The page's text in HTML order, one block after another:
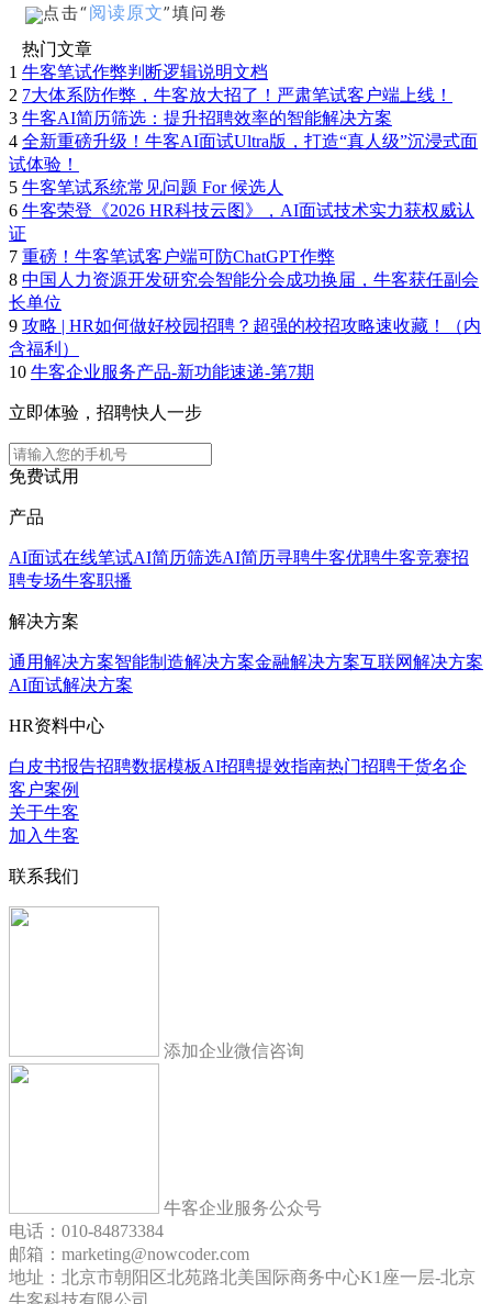
点击“阅读原文”填问卷
热门文章
1 牛客笔试作弊判断逻辑说明文档
2 7大体系防作弊，牛客放大招了！严肃笔试客户端上线！
3 牛客AI简历筛选：提升招聘效率的智能解决方案
4 全新重磅升级！牛客AI面试Ultra版，打造“真人级”沉浸式面
试体验！
5 牛客笔试系统常见问题 For 候选人
6 牛客荣登《2026 HR科技云图》，AI面试技术实力获权威认
证
7 重磅！牛客笔试客户端可防ChatGPT作弊
8 中国人力资源开发研究会智能分会成功换届，牛客获任副会
长单位
9 攻略 | HR如何做好校园招聘？超强的校招攻略速收藏！（内
含福利）
10 牛客企业服务产品-新功能速递-第7期
立即体验，招聘快人一步
免费试用
产品
AI面试在线笔试AI简历筛选AI简历寻聘牛客优聘牛客竞赛招
聘专场牛客职播
解决方案
通用解决方案智能制造解决方案金融解决方案互联网解决方案
AI面试解决方案
HR资料中心
白皮书报告招聘数据模板AI招聘提效指南热门招聘干货名企
客户案例
关于牛客
加入牛客
联系我们
添加企业微信咨询
牛客企业服务公众号
电话：010-84873384
邮箱：marketing@nowcoder.com
地址：北京市朝阳区北苑路北美国际商务中心K1座一层-北京